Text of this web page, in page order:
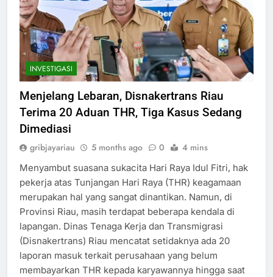
INVESTIGASI
Menjelang Lebaran, Disnakertrans Riau
Terima 20 Aduan THR, Tiga Kasus Sedang
Dimediasi
gribjayariau 5 months ago 0 4 mins
Menyambut suasana sukacita Hari Raya Idul Fitri, hak
pekerja atas Tunjangan Hari Raya (THR) keagamaan
merupakan hal yang sangat dinantikan. Namun, di
Provinsi Riau, masih terdapat beberapa kendala di
lapangan. Dinas Tenaga Kerja dan Transmigrasi
(Disnakertrans) Riau mencatat setidaknya ada 20
laporan masuk terkait perusahaan yang belum
membayarkan THR kepada karyawannya hingga saat